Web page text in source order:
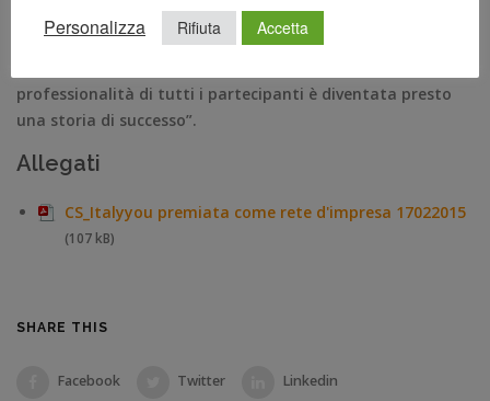
amministratore delegato di Uvet Travel Network
essendo la nostra rete una novità nel panorama turistico.
professionalità di tutti i partecipanti è diventata presto
una storia di successo”.
Allegati
CS_Italyyou premiata come rete d'impresa 17022015
(107 kB)
SHARE THIS
Facebook Twitter Linkedin
Personalizza Rifiuta Accetta